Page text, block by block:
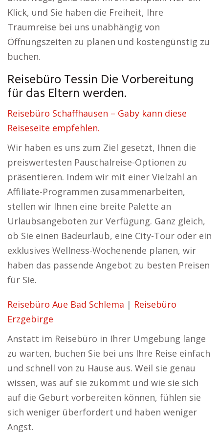
Klick, und Sie haben die Freiheit, Ihre
Traumreise bei uns unabhängig von
Öffnungszeiten zu planen und kostengünstig zu
buchen.
Reisebüro Tessin Die Vorbereitung
für das Eltern werden.
Reisebüro Schaffhausen – Gaby kann diese
Reiseseite empfehlen.
Wir haben es uns zum Ziel gesetzt, Ihnen die
preiswertesten Pauschalreise-Optionen zu
präsentieren. Indem wir mit einer Vielzahl an
Affiliate-Programmen zusammenarbeiten,
stellen wir Ihnen eine breite Palette an
Urlaubsangeboten zur Verfügung. Ganz gleich,
ob Sie einen Badeurlaub, eine City-Tour oder ein
exklusives Wellness-Wochenende planen, wir
haben das passende Angebot zu besten Preisen
für Sie.
Reisebüro Aue Bad Schlema | Reisebüro
Erzgebirge
Anstatt im Reisebüro in Ihrer Umgebung lange
zu warten, buchen Sie bei uns Ihre Reise einfach
und schnell von zu Hause aus. Weil sie genau
wissen, was auf sie zukommt und wie sie sich
auf die Geburt vorbereiten können, fühlen sie
sich weniger überfordert und haben weniger
Angst.